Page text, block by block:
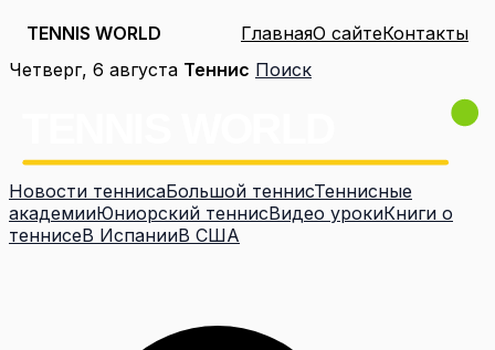
TENNIS WORLD ГлавнаяО сайтеКонтакты
Перейти
Четверг, 6 августа Теннис Поиск
Новости теннисаБольшой теннисТеннисные
академииЮниорский теннисВидео урокиКниги о
теннисеВ ИспанииВ США